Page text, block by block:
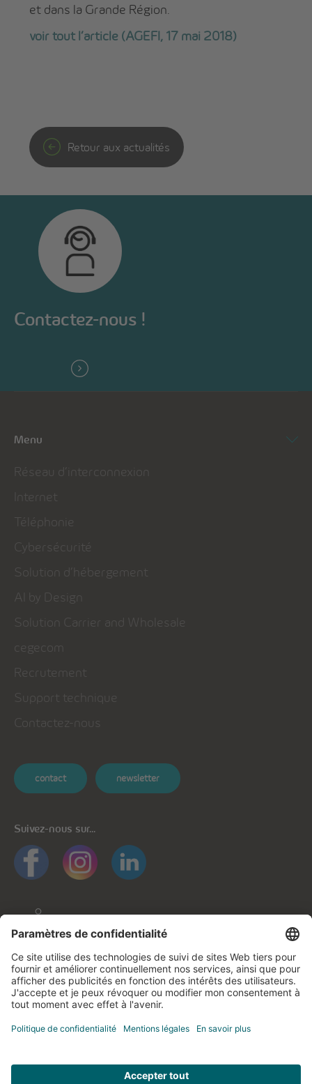
et dans la Grande Région.
voir tout l’article (AGEFI, 17 mai 2018)
Retour aux actualités
Contactez-nous !
Menu
Réseau d’interconnexion
Internet
Téléphonie
Cybersécurité
Solution d’hébergement
AI by Design
Solution Carrier and Wholesale
cegecom
Recrutement
Support technique
Contactez-nous
contact newsletter
Suivez-nous sur...
Informations générales Protection des données
Politique de cookies
Mentions légales Contactez-nous